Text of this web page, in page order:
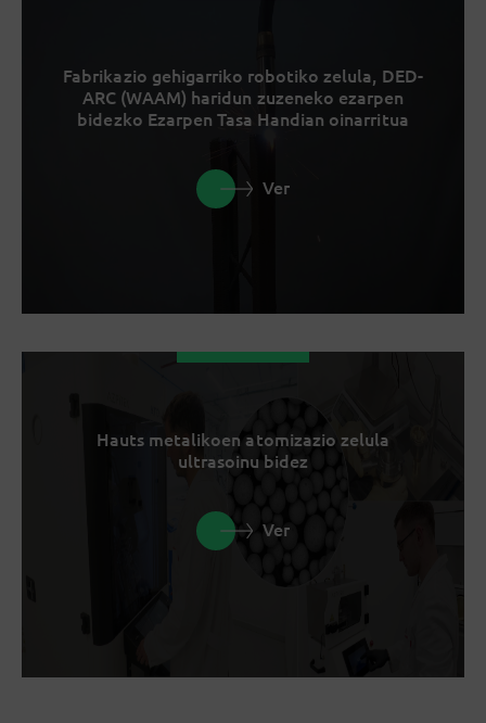
Fabrikazio gehigarriko robotiko zelula, DED-
ARC (WAAM) haridun zuzeneko ezarpen
bidezko Ezarpen Tasa Handian oinarritua
Ver
Hauts metalikoen atomizazio zelula
ultrasoinu bidez
Ver